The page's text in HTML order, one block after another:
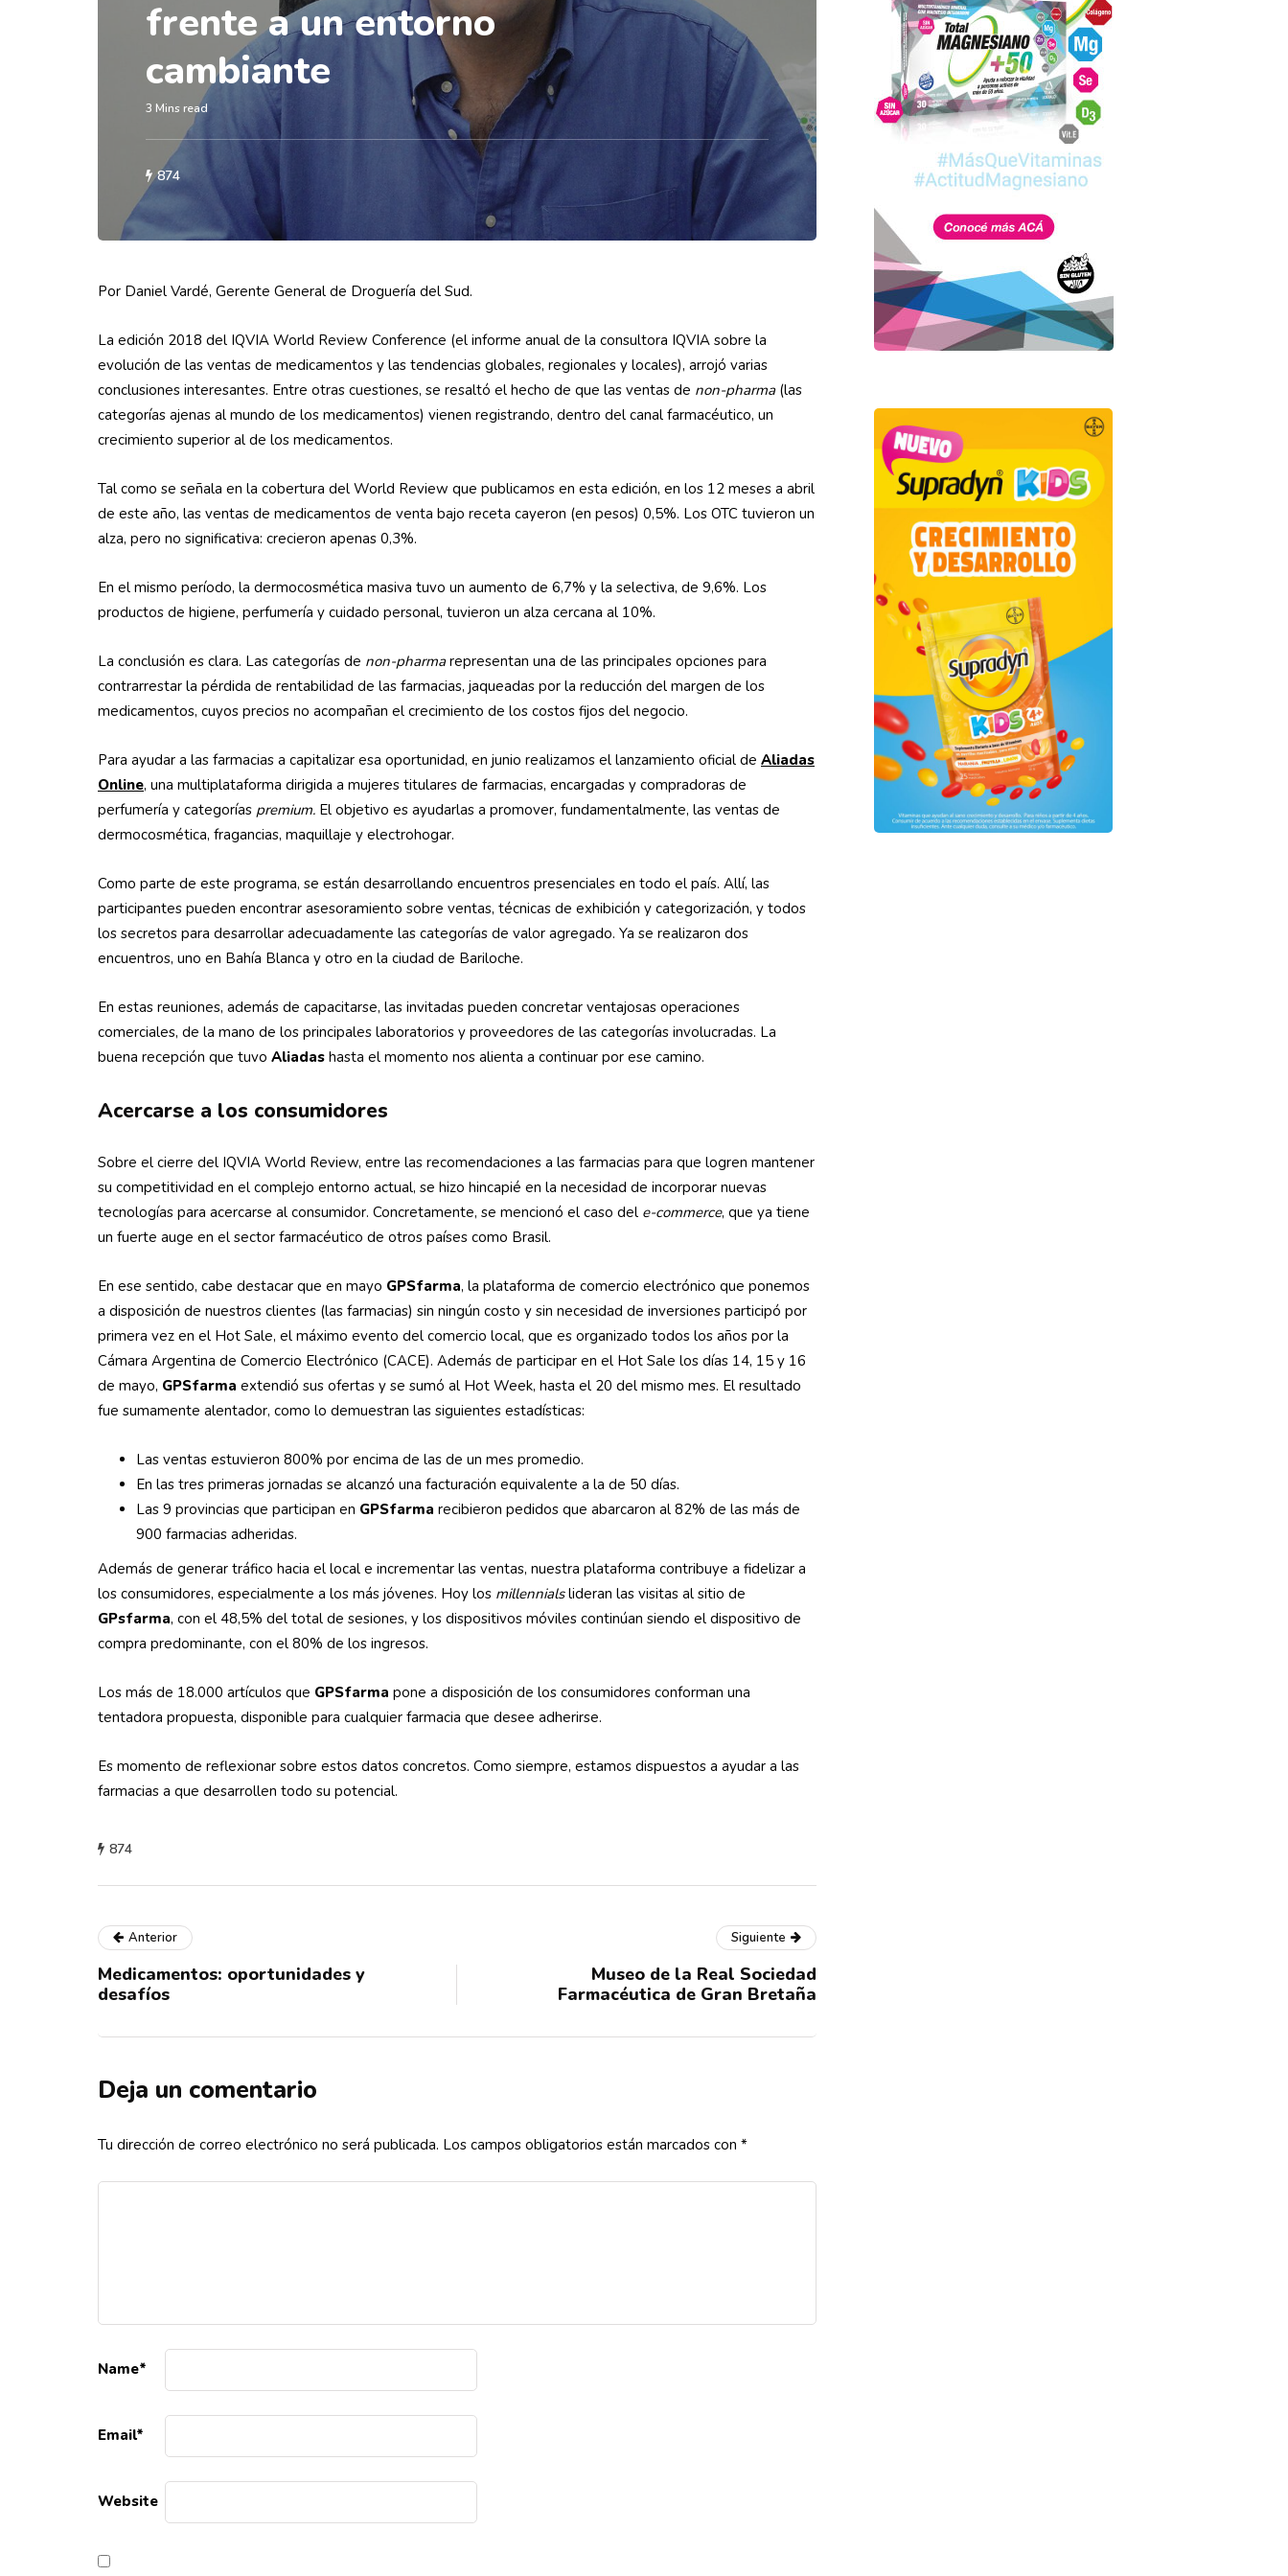
frente a un entorno
cambiante
3 Mins read
874
Por Daniel Vardé, Gerente General de Droguería del Sud.
La edición 2018 del IQVIA World Review Conference (el informe anual de la consultora IQVIA sobre la
evolución de las ventas de medicamentos y las tendencias globales, regionales y locales), arrojó varias
conclusiones interesantes. Entre otras cuestiones, se resaltó el hecho de que las ventas de non-pharma (las
categorías ajenas al mundo de los medicamentos) vienen registrando, dentro del canal farmacéutico, un
crecimiento superior al de los medicamentos.
Tal como se señala en la cobertura del World Review que publicamos en esta edición, en los 12 meses a abril
de este año, las ventas de medicamentos de venta bajo receta cayeron (en pesos) 0,5%. Los OTC tuvieron un
alza, pero no significativa: crecieron apenas 0,3%.
En el mismo período, la dermocosmética masiva tuvo un aumento de 6,7% y la selectiva, de 9,6%. Los
productos de higiene, perfumería y cuidado personal, tuvieron un alza cercana al 10%.
La conclusión es clara. Las categorías de non-pharmarepresentan una de las principales opciones para
contrarrestar la pérdida de rentabilidad de las farmacias, jaqueadas por la reducción del margen de los
medicamentos, cuyos precios no acompañan el crecimiento de los costos fijos del negocio.
Para ayudar a las farmacias a capitalizar esa oportunidad, en junio realizamos el lanzamiento oficial de Aliadas
Online, una multiplataforma dirigida a mujeres titulares de farmacias, encargadas y compradoras de
perfumería y categorías premium. El objetivo es ayudarlas a promover, fundamentalmente, las ventas de
dermocosmética, fragancias, maquillaje y electrohogar.
Como parte de este programa, se están desarrollando encuentros presenciales en todo el país. Allí, las
participantes pueden encontrar asesoramiento sobre ventas, técnicas de exhibición y categorización, y todos
los secretos para desarrollar adecuadamente las categorías de valor agregado. Ya se realizaron dos
encuentros, uno en Bahía Blanca y otro en la ciudad de Bariloche.
En estas reuniones, además de capacitarse, las invitadas pueden concretar ventajosas operaciones
comerciales, de la mano de los principales laboratorios y proveedores de las categorías involucradas. La
buena recepción que tuvo Aliadas hasta el momento nos alienta a continuar por ese camino.
Acercarse a los consumidores
Sobre el cierre del IQVIA World Review, entre las recomendaciones a las farmacias para que logren mantener
su competitividad en el complejo entorno actual, se hizo hincapié en la necesidad de incorporar nuevas
tecnologías para acercarse al consumidor. Concretamente, se mencionó el caso del e-commerce, que ya tiene
un fuerte auge en el sector farmacéutico de otros países como Brasil.
En ese sentido, cabe destacar que en mayo GPSfarma, la plataforma de comercio electrónico que ponemos
a disposición de nuestros clientes (las farmacias) sin ningún costo y sin necesidad de inversiones participó por
primera vez en el Hot Sale, el máximo evento del comercio local, que es organizado todos los años por la
Cámara Argentina de Comercio Electrónico (CACE). Además de participar en el Hot Sale los días 14, 15 y 16
de mayo, GPSfarma extendió sus ofertas y se sumó al Hot Week, hasta el 20 del mismo mes. El resultado
fue sumamente alentador, como lo demuestran las siguientes estadísticas:
Las ventas estuvieron 800% por encima de las de un mes promedio.
En las tres primeras jornadas se alcanzó una facturación equivalente a la de 50 días.
Las 9 provincias que participan en GPSfarma recibieron pedidos que abarcaron al 82% de las más de
900 farmacias adheridas.
Además de generar tráfico hacia el local e incrementar las ventas, nuestra plataforma contribuye a fidelizar a
los consumidores, especialmente a los más jóvenes. Hoy los millennialslideran las visitas al sitio de
GPsfarma, con el 48,5% del total de sesiones, y los dispositivos móviles continúan siendo el dispositivo de
compra predominante, con el 80% de los ingresos.
Los más de 18.000 artículos que GPSfarma pone a disposición de los consumidores conforman una
tentadora propuesta, disponible para cualquier farmacia que desee adherirse.
Es momento de reflexionar sobre estos datos concretos. Como siempre, estamos dispuestos a ayudar a las
farmacias a que desarrollen todo su potencial.
874
Anterior
Medicamentos: oportunidades y
desafíos
Siguiente
Museo de la Real Sociedad
Farmacéutica de Gran Bretaña
Deja un comentario
Tu dirección de correo electrónico no será publicada. Los campos obligatorios están marcados con *
Name*
Email*
Website